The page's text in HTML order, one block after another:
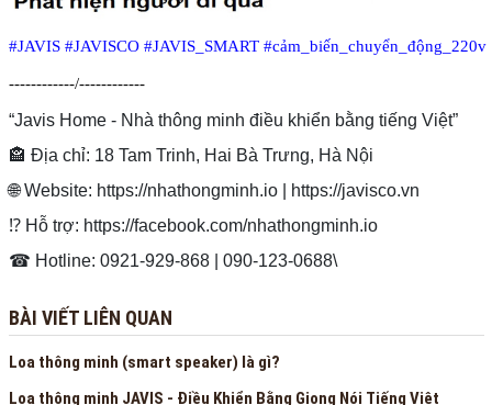
#JAVIS #JAVISCO #JAVIS_SMART #cảm_biến_chuyển_động_220v
------------/------------
“Javis Home - Nhà thông minh điều khiển bằng tiếng Việt”
🏤️ Địa chỉ: 18 Tam Trinh, Hai Bà Trưng, Hà Nội
🌐 Website: https://nhathongminh.io | https://javisco.vn
⁉️ Hỗ trợ: https://facebook.com/nhathongminh.io
️☎ Hotline: 0921-929-868 | 090-123-0688\
BÀI VIẾT LIÊN QUAN
Loa thông minh (smart speaker) là gì?
Loa thông minh JAVIS - Điều Khiển Bằng Giọng Nói Tiếng Việt